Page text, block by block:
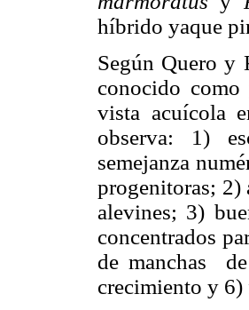
híbrido yaque
Según Quero
conocido
vista acuícola
observa: 1)
semejanza
progenitoras; 2)
alevines; 3)
concentrados
de manchas
de
crecimiento y 6)